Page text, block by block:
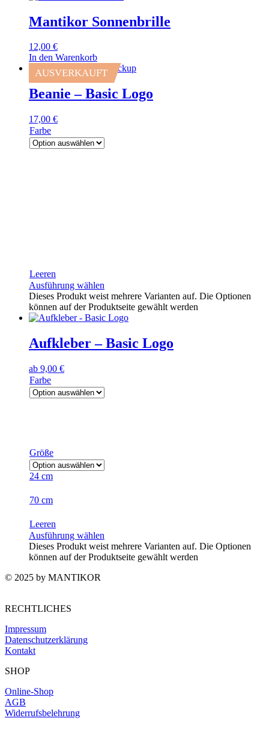
Mantikor Sonnenbrille
12,00 €
In den Warenkorb
AUSVERKAUFT
Beanie – Basic Logo
17,00 €
Farbe
Leeren
Ausführung wählen
Dieses Produkt weist mehrere Varianten auf. Die Optionen
können auf der Produktseite gewählt werden
Aufkleber – Basic Logo
ab 9,00 €
Farbe
Größe
24 cm
70 cm
Leeren
Ausführung wählen
Dieses Produkt weist mehrere Varianten auf. Die Optionen
können auf der Produktseite gewählt werden
© 2025 by MANTIKOR
RECHTLICHES
Impressum
Datenschutzerklärung
Kontakt
SHOP
Online-Shop
AGB
Widerrufsbelehrung